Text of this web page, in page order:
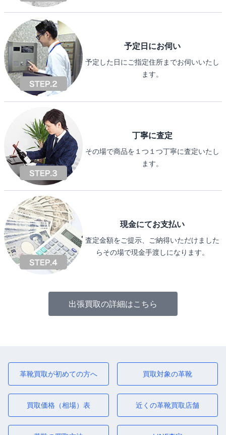
予定日にお伺い
予定した日にご指定住所までお伺いいたし
ます。
丁寧に査定
その場で商品を１つ１つ丁寧に査定いたし
ます。
現金にてお支払い
査定金額をご提示、ご納得いただけました
らその場で現金手渡しになります。
出張買取の詳細はこちら
革靴買取が初めての方へ 買取対象の革靴
買取価格（相場）表 近くの革靴買取店舗